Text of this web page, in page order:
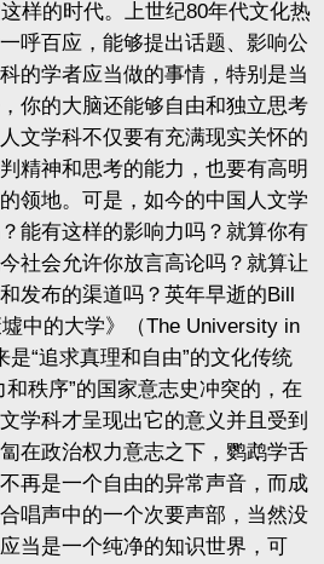
的时代。上世纪80年代文化热
呼百应，能够提出话题、影响公
的学者应当做的事情，特别是当
你的大脑还能够自由和独立思考
文学科不仅要有充满现实关怀的
精神和思考的能力，也要有高明
领地。可是，如今的中国人文学
能有这样的影响力吗？就算你有
社会允许你放言高论吗？就算让
发布的渠道吗？英年早逝的Bill
中的大学》（The University in
“追求真理和自由”的文化传统
秩序”的国家意志史冲突的，在
学科才呈现出它的意义并且受到
在政治权力意志之下，鹦鹉学舌
再是一个自由的异常声音，而成
唱声中的一个次要声部，当然没
当是一个纯净的知识世界，可